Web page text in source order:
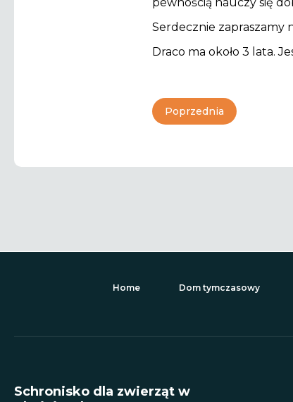
Serdecznie zapraszamy
Draco ma około 3 lata.
Poprzednia
Home Dom tymczasowy
Schronisko dla zwierząt w